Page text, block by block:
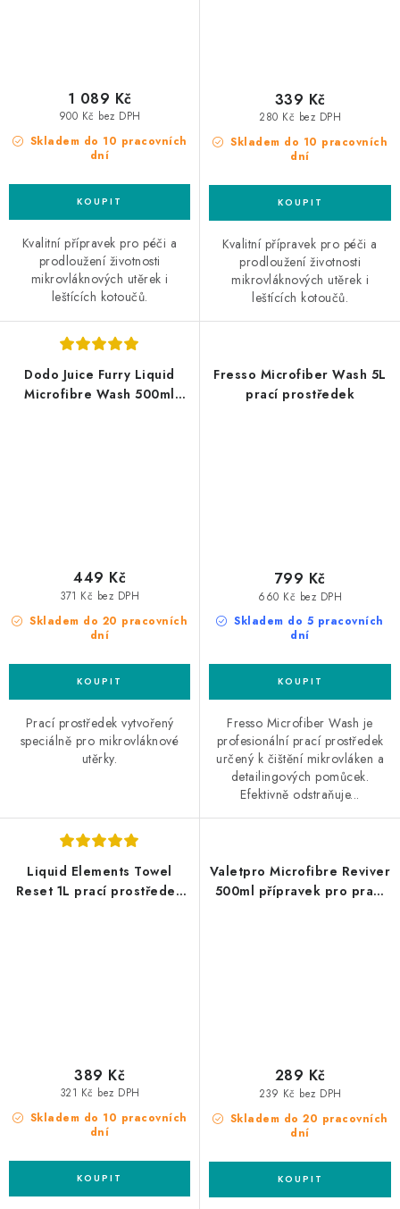
Skladem do 10 pracovních
dní
900 Kč bez DPH
1 089 Kč
Kvalitní přípravek pro péči a
prodloužení životnosti
mikrovláknových utěrek i
leštících kotoučů.
Skladem do 10 pracovních
dní
280 Kč bez DPH
339 Kč
Kvalitní přípravek pro péči a
prodloužení životnosti
mikrovláknových utěrek i
leštících kotoučů.
Dodo Juice Furry Liquid
Microfibre Wash 500ml
Skladem do 20 pracovních
dní
371 Kč bez DPH
449 Kč
Prací prostředek vytvořený
speciálně pro mikrovláknové
utěrky.
Fresso Microfiber Wash 5L
prací prostředek
Skladem do 5 pracovních
dní
660 Kč bez DPH
799 Kč
Fresso Microfiber Wash je
profesionální prací prostředek
určený k čištění mikrovláken a
detailingových pomůcek.
Efektivně odstraňuje...
Liquid Elements Towel
Reset 1L prací prostředek
Skladem do 10 pracovních
dní
321 Kč bez DPH
389 Kč
Valetpro Microfibre Reviver
500ml přípravek pro praní
Skladem do 20 pracovních
dní
239 Kč bez DPH
289 Kč